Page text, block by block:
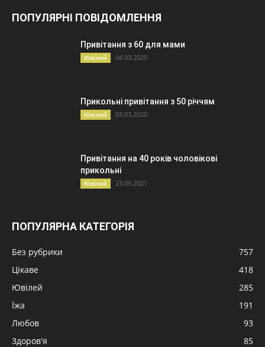
ПОПУЛЯРНІ ПОВІДОМЛЕННЯ
Привітання з 60 для мами
Ювілей 04.03.2020
Прикольні привітання з 50 річчям
Ювілей 03.03.2020
Привітання на 40 років чоловікові
прикольні
Ювілей 23.09.2021
ПОПУЛЯРНА КАТЕГОРІЯ
Без рубрики
757
Цікаве
418
Ювілей
285
Їжа
191
Любов
93
Здоров'я
85